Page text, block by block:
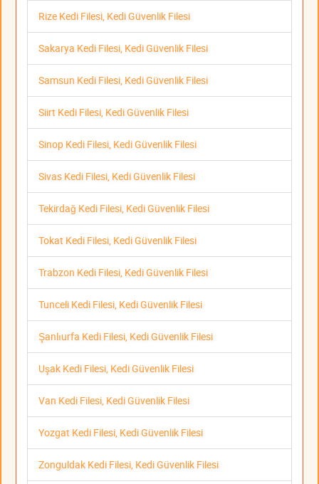
Rize Kedi Filesi, Kedi Güvenlik Filesi
Sakarya Kedi Filesi, Kedi Güvenlik Filesi
Samsun Kedi Filesi, Kedi Güvenlik Filesi
Siirt Kedi Filesi, Kedi Güvenlik Filesi
Sinop Kedi Filesi, Kedi Güvenlik Filesi
Sivas Kedi Filesi, Kedi Güvenlik Filesi
Tekirdağ Kedi Filesi, Kedi Güvenlik Filesi
Tokat Kedi Filesi, Kedi Güvenlik Filesi
Trabzon Kedi Filesi, Kedi Güvenlik Filesi
Tunceli Kedi Filesi, Kedi Güvenlik Filesi
Şanlıurfa Kedi Filesi, Kedi Güvenlik Filesi
Uşak Kedi Filesi, Kedi Güvenlik Filesi
Van Kedi Filesi, Kedi Güvenlik Filesi
Yozgat Kedi Filesi, Kedi Güvenlik Filesi
Zonguldak Kedi Filesi, Kedi Güvenlik Filesi